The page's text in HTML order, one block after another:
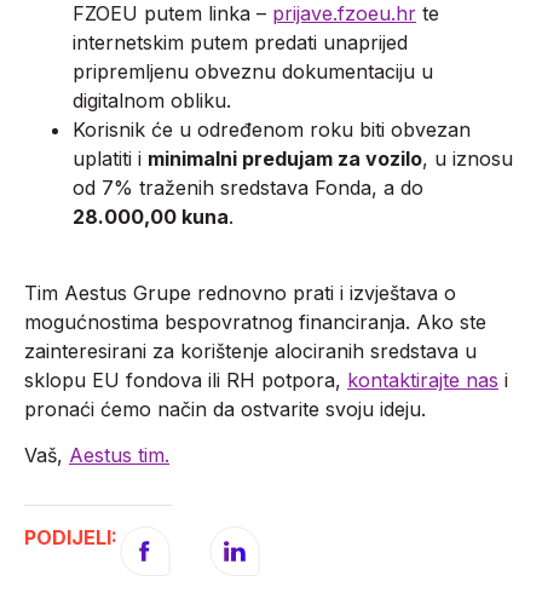
FZOEU putem linka – prijave.fzoeu.hr te
internetskim putem predati unaprijed
pripremljenu obveznu dokumentaciju u
digitalnom obliku.
Korisnik će u određenom roku biti obvezan
uplatiti i minimalni predujam za vozilo, u iznosu
od 7% traženih sredstava Fonda, a do
28.000,00 kuna.
Tim Aestus Grupe rednovno prati i izvještava o
mogućnostima bespovratnog financiranja. Ako ste
zainteresirani za korištenje alociranih sredstava u
sklopu EU fondova ili RH potpora, kontaktirajte nas i
pronaći ćemo način da ostvarite svoju ideju.
Vaš, Aestus tim.
PODIJELI: